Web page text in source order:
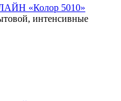
«Колор 5010»
интенсивные